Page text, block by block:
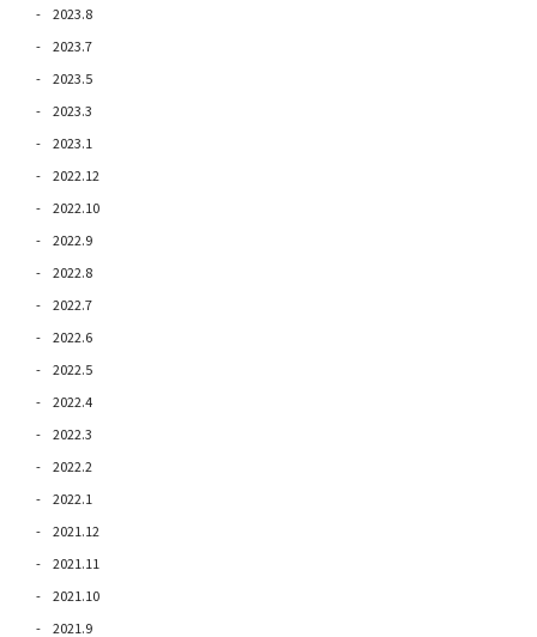
2023.8
2023.7
2023.5
2023.3
2023.1
2022.12
2022.10
2022.9
2022.8
2022.7
2022.6
2022.5
2022.4
2022.3
2022.2
2022.1
2021.12
2021.11
2021.10
2021.9